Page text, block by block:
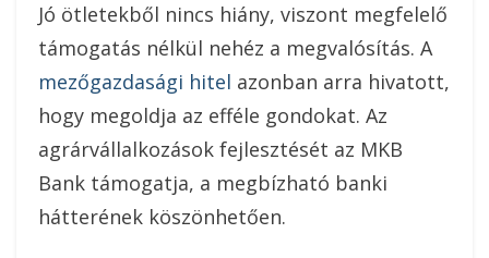
Jó ötletekből nincs hiány, viszont megfelelő
támogatás nélkül nehéz a megvalósítás. A
mezőgazdasági hitel azonban arra hivatott,
hogy megoldja az efféle gondokat. Az
agrárvállalkozások fejlesztését az MKB
Bank támogatja, a megbízható banki
hátterének köszönhetően.